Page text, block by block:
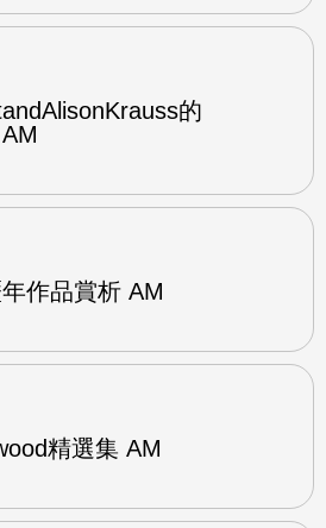
的
作品賞析 AM
精選集 AM